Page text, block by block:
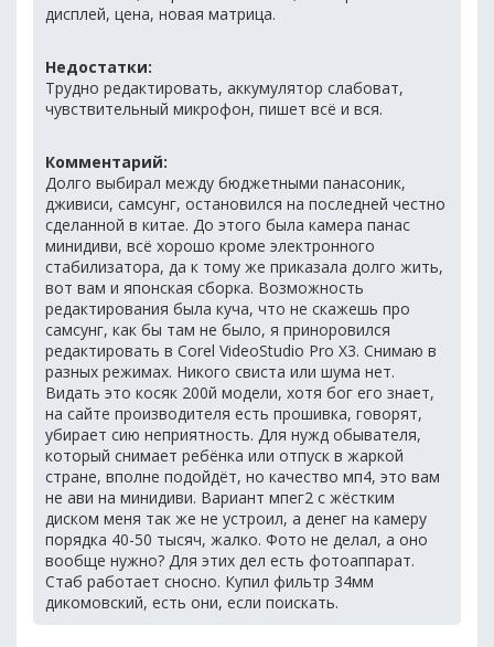
дисплей, цена, новая матрица.
Недостатки:
Трудно редактировать, аккумулятор слабоват,
чувствительный микрофон, пишет всё и вся.
Комментарий:
Долго выбирал между бюджетными панасоник,
дживиси, самсунг, остановился на последней честно
сделанной в китае. До этого была камера панас
минидиви, всё хорошо кроме электронного
стабилизатора, да к тому же приказала долго жить,
вот вам и японская сборка. Возможность
редактирования была куча, что не скажешь про
самсунг, как бы там не было, я приноровился
редактировать в Corel VideoStudio Pro X3. Снимаю в
разных режимах. Никого свиста или шума нет.
Видать это косяк 200й модели, хотя бог его знает,
на сайте производителя есть прошивка, говорят,
убирает сию неприятность. Для нужд обывателя,
который снимает ребёнка или отпуск в жаркой
стране, вполне подойдёт, но качество мп4, это вам
не ави на минидиви. Вариант мпег2 с жёстким
диском меня так же не устроил, а денег на камеру
порядка 40-50 тысяч, жалко. Фото не делал, а оно
вообще нужно? Для этих дел есть фотоаппарат.
Стаб работает сносно. Купил фильтр 34мм
дикомовский, есть они, если поискать.